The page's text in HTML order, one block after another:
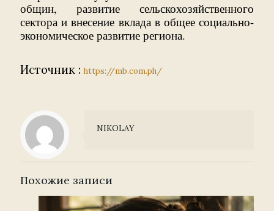
общин, развитие сельскохозяйственного
сектора и внесение вклада в общее социально-
экономическое развитие региона.
Источник : https://mb.com.ph/
NIKOLAY
Похожие записи